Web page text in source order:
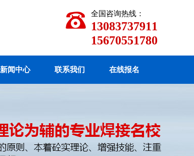
全国咨询热线：
13083737911
15670551780
新闻中心 联系我们 在线报名